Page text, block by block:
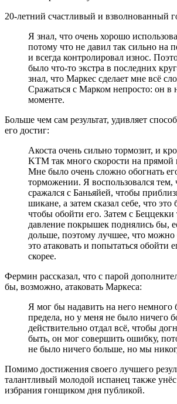
20-летний счастливый и взволнованный
Я знал, что очень хорошо
потому что не давил так сильно на
и всегда контролировал износ.
было что-то экстра в последних
знал, что Маркес сделает мне всё
Сражаться с Марком непросто: он в
моменте.
Больше чем сам результат, удивляет
его достиг:
Акоста очень сильно тормозит, и
KTM так много скорости на прямой
Мне было очень сложно обогнать
торможении. Я воспользовался тем,
сражался с Баньяйей, чтобы
шикане, а затем сказал себе, что это
чтобы обойти его. Затем с Беццекки
давление покрышек поднялись бы,
дольше, поэтому лучшее, что можно
это атаковать и попытаться обойти
скорее.
Фермин рассказал, что с парой
бы, возможно, атаковать Маркеса:
Я мог бы надавить на него немного
предела, но у меня не было ничего
действительно отдал всё, чтобы
быть, он мог совершить ошибку,
не было ничего больше, но мы
Помимо достижения своего лучшего
талантливый молодой испанец также
избрания гонщиком дня публикой.